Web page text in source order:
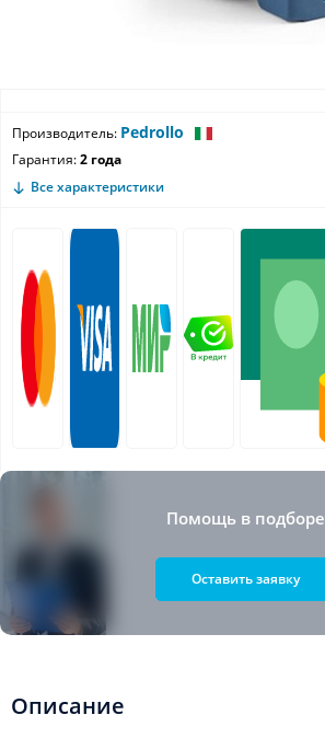
Производитель: Pedrollo
Гарантия:2 года
Все характеристики
Помощь в подборе
Оставить заявку
Описание